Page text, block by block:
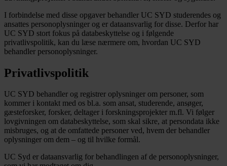
I forbindelse med disse opgaver behandler UC SYD studerendes og
ansattes personoplysninger og er dataansvarlig for disse. Derfor har
UC SYD stort fokus på databeskyttelse og i følgende
privatlivspolitik, kan du læse nærmere om, hvordan UC SYD
behandler personoplysninger.
Privatlivspolitik
UC SYD behandler og registrer oplysninger om personer, som
kommer i kontakt med os bl.a. som ansat, studerende, ansøger,
gæsteforsker, forsker, deltager i forskningsprojekter m.fl. Vi følger
lovgivningen om databeskyttelse, som skal sikre, at persondata ikke
misbruges, og at de omfattede personer ved, hvem der behandler
oplysninger om dem – og til hvilke formål.
UC Syd er dataansvarlig for behandlingen af de personoplysninger,